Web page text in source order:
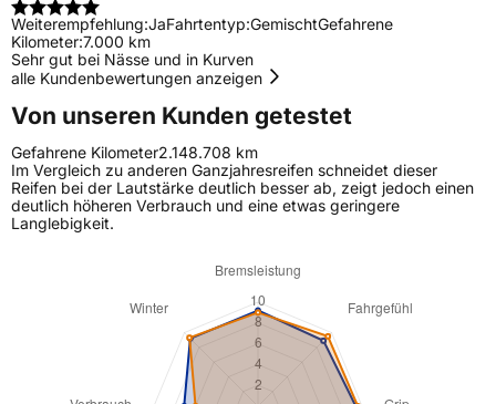
Weiterempfehlung:JaFahrtentyp:GemischtGefahrene
Kilometer:7.000 km
Sehr gut bei Nässe und in Kurven
alle Kundenbewertungen anzeigen
Von unseren Kunden getestet
Gefahrene Kilometer2.148.708 km
Im Vergleich zu anderen Ganzjahresreifen schneidet dieser
Reifen bei der Lautstärke deutlich besser ab, zeigt jedoch einen
deutlich höheren Verbrauch und eine etwas geringere
Langlebigkeit.